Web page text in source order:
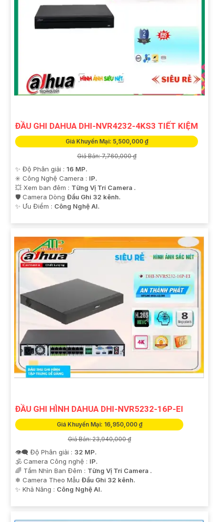
ĐẦU GHI DAHUA DHI-NVR4232-4KS3 TIẾT KIỆM
Giá Khuyến Mại: 5,500,000 ₫
Giá Bán: 7,760,000 ₫
✨ Độ Phân giải : 16 MP.
✳️ Công Nghệ Camera : IP.
💥 Xem ban đêm : Từng Vị Trí Camera .
🛡 Camera Dòng Đầu Ghi 32 kênh.
️✨ Ưu Điểm : Công Nghệ AI.
ĐẦU GHI HÌNH DAHUA DHI-NVR5232-16P-EI
Giá Khuyến Mại: 16,950,000 ₫
Giá Bán: 23,940,000 ₫
👁️‍🗨 Độ Phân giải : 32 MP.
🕉️ Camera Công nghệ : IP.
🌈 Tầm Nhìn Ban Đêm : Từng Vị Trí Camera .
❄ Camera Theo Mẫu Đầu Ghi 32 kênh.
️✨ Khả Năng : Công Nghệ AI.